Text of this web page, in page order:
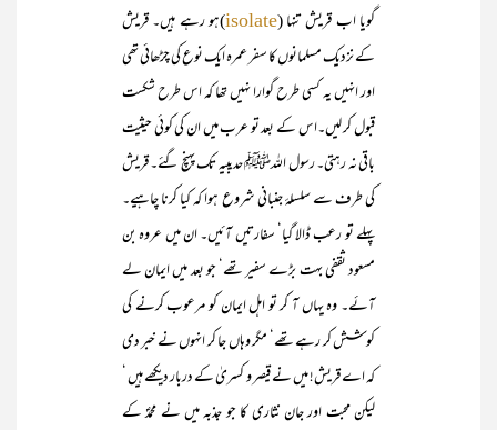
گویا اب قریش تنہا (isolate)ہو رہے ہیں۔ قریش
کے نزدیک مسلمانوں کا سفر عمرہ ایک نوع کی چڑھائی تھی
اور انہیں یہ کسی طرح گوارا نہیں تھا کہ اس طرح شکست
قبول کر لیں۔اس کے بعد تو عرب میں ان کی کوئی حیثیت
باقی نہ رہتی۔ رسول اللہﷺ حدیبیہ تک پہنچ گئے۔ قریش
کی طرف سے سلسلۂ جنبانی شروع ہوا کہ کیا کرنا چاہیے۔
پہلے تو رعب ڈالا گیا‘ سفارتیں آئیں۔ ان میں عروہ بن
مسعود ثقفی بہت بڑے سفیر تھے‘ جو بعد میں ایمان لے
آئے۔ وہ یہاں آ کر تو اہل ایمان کو مرعوب کرنے کی
کوشش کر رہے تھے‘ مگر وہاں جا کر انہوں نے خبر دی
کہ اے قریش! میں نے قیصر و کسریٰ کے دربار دیکھے ہیں ‘
لیکن محبت اور جان نثاری کا جو جذبہ میں نے محمدؐ کے